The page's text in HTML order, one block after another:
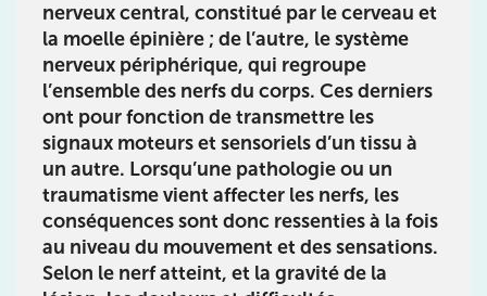
nerveux central, constitué par le cerveau et
la moelle épinière ; de l’autre, le système
nerveux périphérique, qui regroupe
l’ensemble des nerfs du corps. Ces derniers
ont pour fonction de transmettre les
signaux moteurs et sensoriels d’un tissu à
un autre. Lorsqu’une pathologie ou un
traumatisme vient affecter les nerfs, les
conséquences sont donc ressenties à la fois
au niveau du mouvement et des sensations.
Selon le nerf atteint, et la gravité de la
8 Av. de Camoens 75116 Paris
8 Av. de Camoens 75116 Paris
01 42 15 22 46
Prenez RDV sur
IK PARIS 15 – SÉGUR
75015 Paris
75015 Paris
01 43 31 00 33